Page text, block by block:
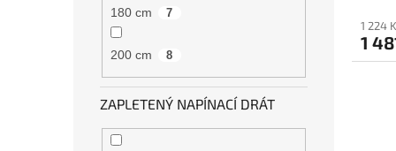
180 cm 7
200 cm 8
ZAPLETENÝ NAPÍNACÍ DRÁT
1 224
1